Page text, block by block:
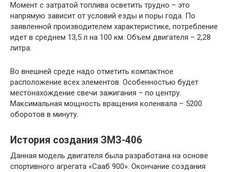
Момент с затратой топлива осветить трудно – это
напрямую зависит от условий езды и поры года. По
заявленной производителем характеристике, потребление
идет в среднем 13,5 л на 100 км. Объем двигателя – 2,28
литра.
Во внешней среде надо отметить компактное
расположение всех элементов. Особенностью будет
местонахождение свечи зажигания – по центру.
Максимальная мощность вращения коленвала – 5200
оборотов в минуту.
История создания ЗМЗ-406
Данная модель двигателя была разработана на основе
спортивного агрегата «Сааб 900». Окончание создания